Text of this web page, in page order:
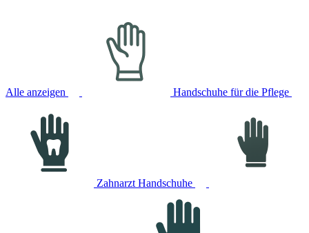
Alle anzeigen Handschuhe für die Pflege
Zahnarzt Handschuhe